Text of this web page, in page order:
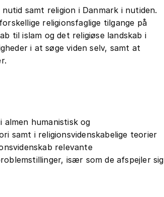
samt religion i Danmark i nutiden.
religionsfaglige tilgange på
til islam og det religiøse landskab i
i at søge viden selv, samt at
almen humanistisk og
samt i religionsvidenskabelige teorier
relevante
især som de afspejler sig